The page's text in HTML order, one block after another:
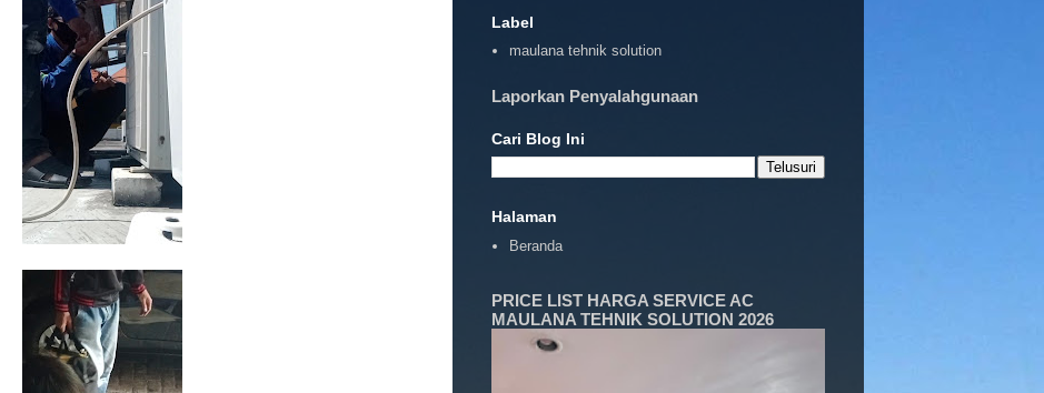
Label
maulana tehnik solution
Laporkan Penyalahgunaan
Cari Blog Ini
Halaman
Beranda
PRICE LIST HARGA SERVICE AC
MAULANA TEHNIK SOLUTION 2026